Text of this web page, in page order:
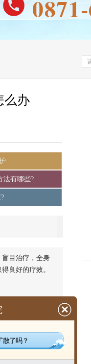
么办
法有哪些?
目治疗，全身
良好的疗效。
效果研究相对
散了吗？